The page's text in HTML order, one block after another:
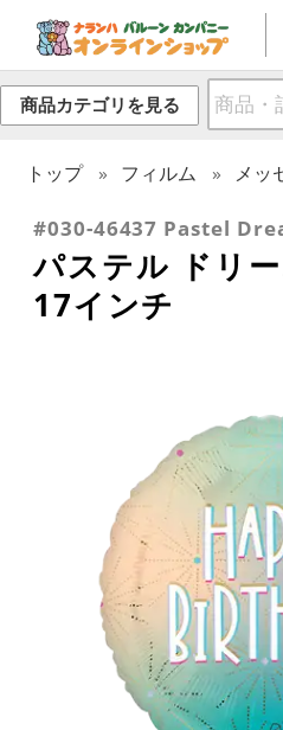
商品カテゴリを見る
トップ フィルム メッ
#030-46437 Pastel
パステル ドリ
17インチ